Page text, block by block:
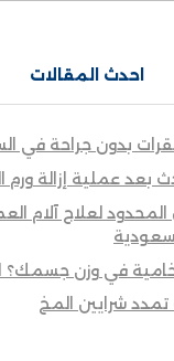
احدث المقالات
بدون جراحة في
بعد عملية إزالة
لعلاج آلام
في وزن جسمك؟
شرايين المخ